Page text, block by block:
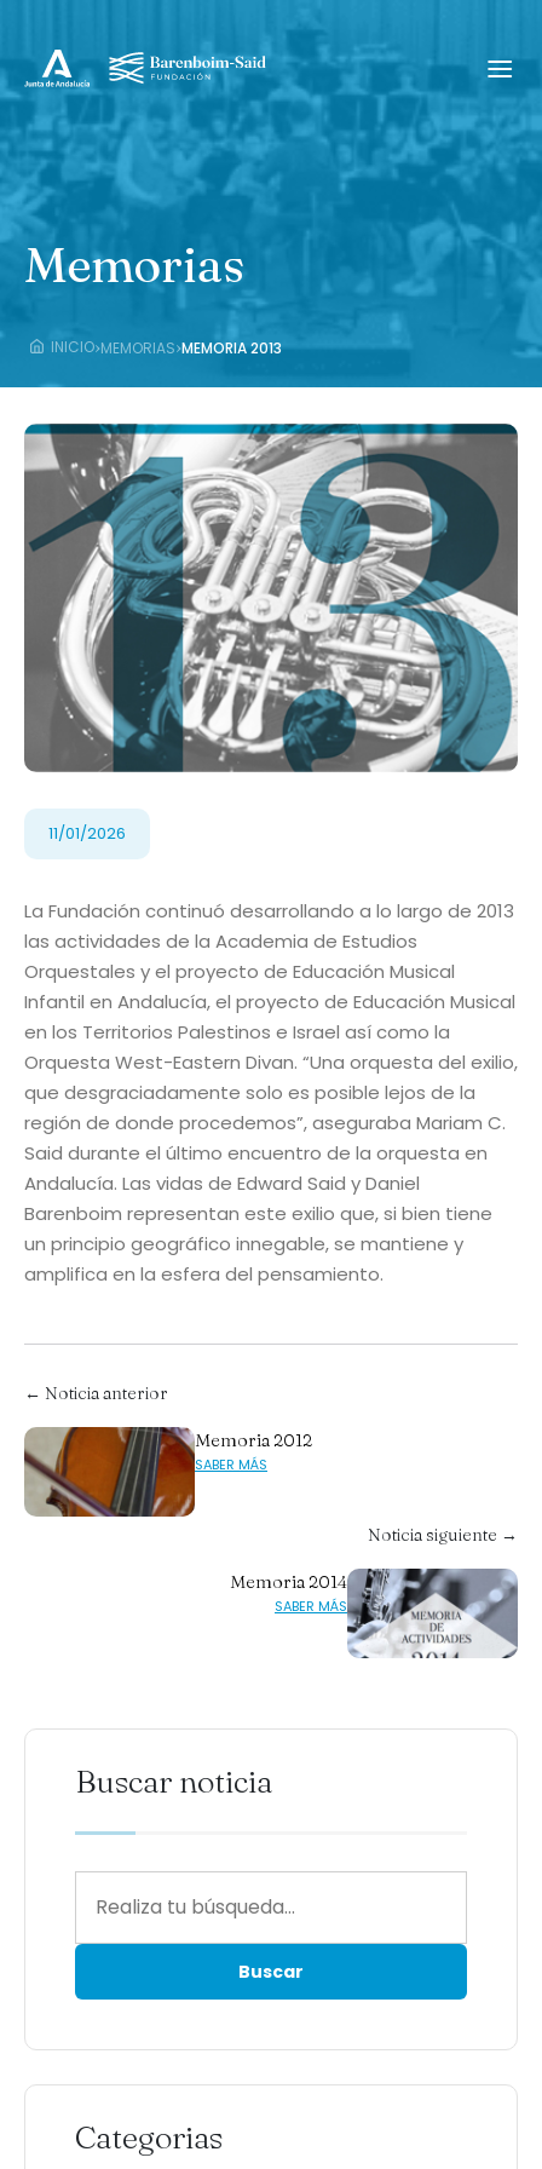
Memorias
INICIO›MEMORIAS›MEMORIA 2013
11/01/2026
La Fundación continuó desarrollando a lo largo de 2013
las actividades de la Academia de Estudios
Orquestales y el proyecto de Educación Musical
Infantil en Andalucía, el proyecto de Educación Musical
en los Territorios Palestinos e Israel así como la
Orquesta West-Eastern Divan. “Una orquesta del exilio,
que desgraciadamente solo es posible lejos de la
región de donde procedemos”, aseguraba Mariam C.
Said durante el último encuentro de la orquesta en
Andalucía. Las vidas de Edward Said y Daniel
Barenboim representan este exilio que, si bien tiene
un principio geográfico innegable, se mantiene y
amplifica en la esfera del pensamiento.
← Noticia anterior
Memoria 2012
SABER MÁS
Noticia siguiente →
Memoria 2014
SABER MÁS
Buscar noticia
Categorias